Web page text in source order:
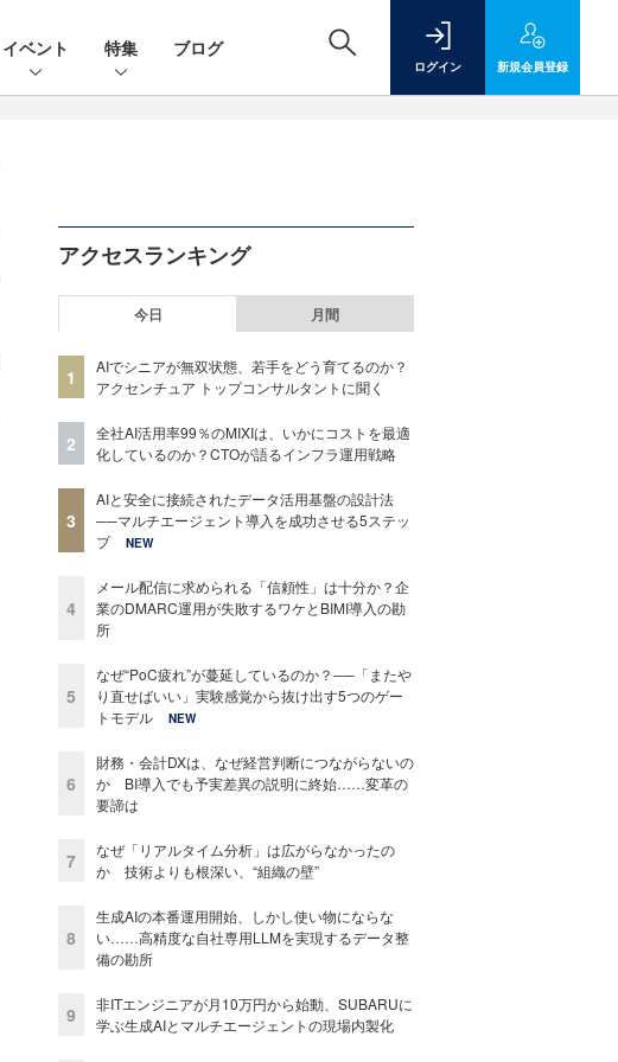
イベント 特集 ブログ
ログイン 新規会員登録
アクセスランキング
今日 月間
1
AIでシニアが無双状態、若手をどう育てるのか？
アクセンチュア トップコンサルタントに聞く
2
全社AI活用率99％のMIXIは、いかにコストを最適
化しているのか？CTOが語るインフラ運用戦略
3
AIと安全に接続されたデータ活用基盤の設計法
──マルチエージェント導入を成功させる5ステッ
プ
NEW
4
メール配信に求められる「信頼性」は十分か？企
業のDMARC運用が失敗するワケとBIMI導入の勘
所
5
なぜ“PoC疲れ”が蔓延しているのか？──「またや
り直せばいい」実験感覚から抜け出す5つのゲー
トモデル
NEW
6
財務・会計DXは、なぜ経営判断につながらないの
か BI導入でも予実差異の説明に終始……変革の
要諦は
7
なぜ「リアルタイム分析」は広がらなかったの
か 技術よりも根深い、“組織の壁”
8
生成AIの本番運用開始、しかし使い物にならな
い……高精度な自社専用LLMを実現するデータ整
備の勘所
9
非ITエンジニアが月10万円から始動、SUBARUに
学ぶ生成AIとマルチエージェントの現場内製化